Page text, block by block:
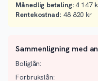
Månedlig betaling:4 147
Rentekostnad:48 820 kr
Sammenligning med
Boliglån:
Forbrukslån: